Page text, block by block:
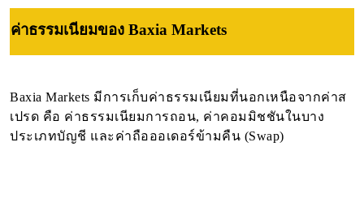
ค่าธรรมเนียมของ Baxia Markets
Baxia Markets มีการเก็บค่าธรรมเนียมที่นอกเหนือจากค่าส
เปรด คือ ค่าธรรมเนียมการถอน, ค่าคอมมิชชันในบาง
ประเภทบัญชี และค่าถือออเดอร์ข้ามคืน (Swap)